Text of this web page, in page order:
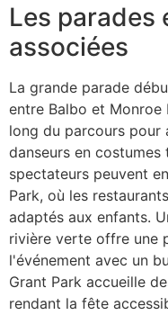
Les parades
associées
La grande parade
entre Balbo et Monroe
long du parcours pour
danseurs en
spectateurs peuvent
Park, où les
adaptés aux enfants.
rivière verte offre une
l'événement avec un
Grant Park accueille
rendant la fête